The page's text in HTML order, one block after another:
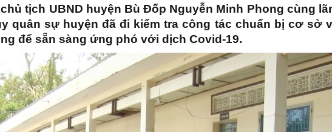
tịch UBND huyện Bù Đốp Nguyễn Minh Phong cùng
quân sự huyện đã đi kiểm tra công tác chuẩn bị cơ sở
để sẵn sàng ứng phó với dịch Covid-19.